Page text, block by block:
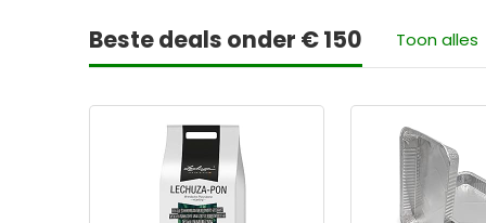
Beste deals onder € 150 Toon alles